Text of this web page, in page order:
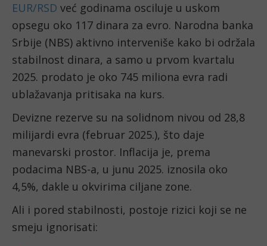
EUR/RSD već godinama osciluje u uskom
opsegu oko 117 dinara za evro. Narodna banka
Srbije (NBS) aktivno interveniše kako bi održala
stabilnost dinara, a samo u prvom kvartalu
2025. prodato je oko 745 miliona evra radi
ublažavanja pritisaka na kurs.
Devizne rezerve su na solidnom nivou od 28,8
milijardi evra (februar 2025.), što daje
manevarski prostor. Inflacija je, prema
podacima NBS-a, u junu 2025. iznosila oko
4,5%, dakle u okvirima ciljane zone.
Ali i pored stabilnosti, postoje rizici koji se ne
smeju ignorisati: